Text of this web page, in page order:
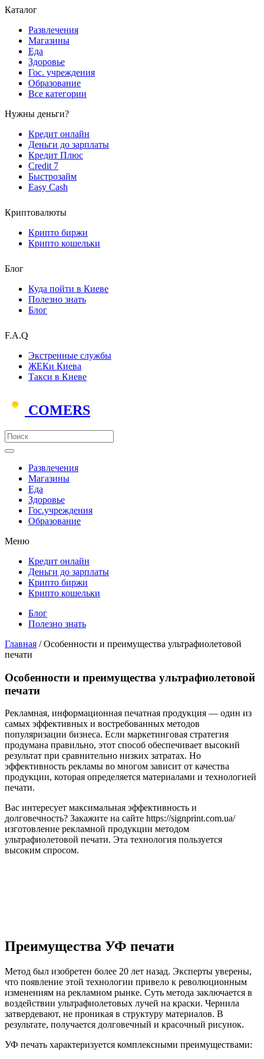
Каталог
Развлечения
Магазины
Еда
Здоровье
Гос. учреждения
Образование
Все категории
Нужны деньги?
Кредит онлайн
Деньги до зарплаты
Кредит Плюс
Credit 7
Быстрозайм
Easy Cash
Криптовалюты
Крипто биржи
Крипто кошельки
Блог
Куда пойти в Киеве
Полезно знать
Блог
F.A.Q
Экстренные службы
ЖЕКи Киева
Такси в Киеве
COMERS
Развлечения
Магазины
Еда
Здоровье
Гос.учреждения
Образование
Меню
Кредит онлайн
Деньги до зарплаты
Крипто биржи
Крипто кошельки
Блог
Полезно знать
Главная / Особенности и преимущества ультрафиолетовой
печати
Особенности и преимущества ультрафиолетовой
печати
Рекламная, информационная печатная продукция — один из
самых эффективных и востребованных методов
популяризации бизнеса. Если маркетинговая стратегия
продумана правильно, этот способ обеспечивает высокий
результат при сравнительно низких затратах. Но
эффективность рекламы во многом зависит от качества
продукции, которая определяется материалами и технологией
печати.
Вас интересует максимальная эффективность и
долговечность? Закажите на сайте https://signprint.com.ua/
изготовление рекламной продукции методом
ультрафиолетовой печати. Эта технология пользуется
высоким спросом.
Преимущества УФ печати
Метод был изобретен более 20 лет назад. Эксперты уверены,
что появление этой технологии привело к революционным
изменениям на рекламном рынке. Суть метода заключается в
воздействии ультрафиолетовых лучей на краски. Чернила
затвердевают, не проникая в структуру материалов. В
результате, получается долговечный и красочный рисунок.
УФ печать характеризуется комплексными преимуществами: